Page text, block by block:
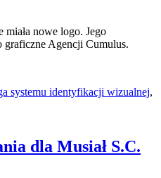
miała nowe logo. Jego
graficzne Agencji Cumulus.
systemu identyfikacji wizualnej,
dla Musiał S.C.